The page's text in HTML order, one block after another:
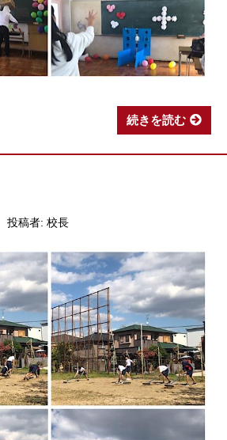
続きを読む
投稿者: 校長